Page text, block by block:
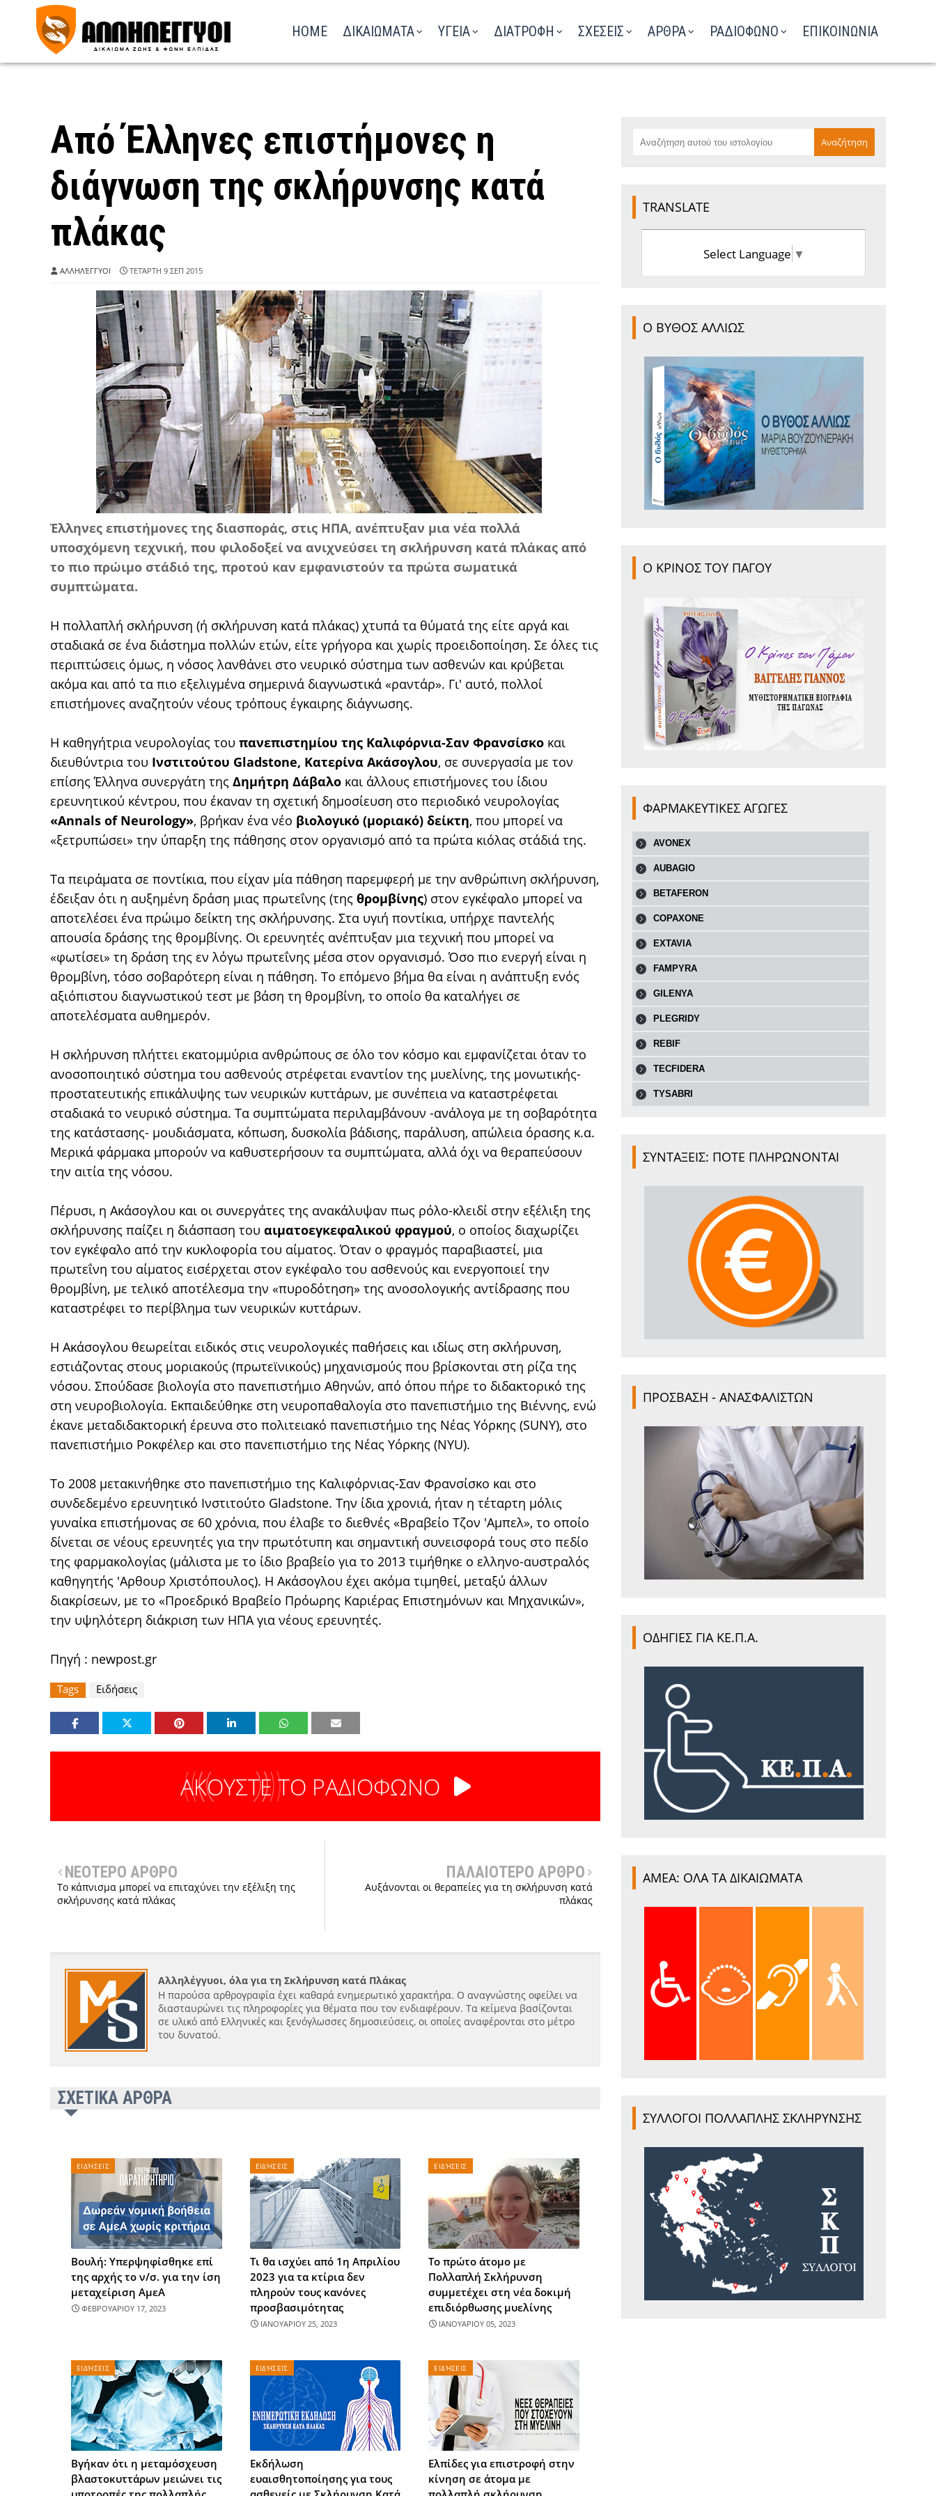
HOME ΔΙΚΑΙΩΜΑΤΑ ΥΓΕΙΑ ΔΙΑΤΡΟΦΗ ΣΧΕΣΕΙΣ ΑΡΘΡΑ ΡΑΔΙΟΦΩΝΟ ΕΠΙΚΟΙΝΩΝΙΑ
ΑΚΟΥΣΤΕ ΤΟ ΡΑΔΙΟΦΩΝΟ
Από Έλληνες επιστήμονες η
διάγνωση της σκλήρυνσης κατά
πλάκας
ΑΛΛΗΛΈΓΓΥΟΙ ΤΕΤΆΡΤΗ 9 ΣΕΠ 2015
Έλληνες επιστήμονες της διασποράς, στις ΗΠΑ, ανέπτυξαν μια νέα πολλά
υποσχόμενη τεχνική, που φιλοδοξεί να ανιχνεύσει τη σκλήρυνση κατά πλάκας από
το πιο πρώιμο στάδιό της, προτού καν εμφανιστούν τα πρώτα σωματικά
συμπτώματα.
Η πολλαπλή σκλήρυνση (ή σκλήρυνση κατά πλάκας) χτυπά τα θύματά της είτε αργά και
σταδιακά σε ένα διάστημα πολλών ετών, είτε γρήγορα και χωρίς προειδοποίηση. Σε όλες τις
περιπτώσεις όμως, η νόσος λανθάνει στο νευρικό σύστημα των ασθενών και κρύβεται
ακόμα και από τα πιο εξελιγμένα σημερινά διαγνωστικά «ραντάρ». Γι' αυτό, πολλοί
επιστήμονες αναζητούν νέους τρόπους έγκαιρης διάγνωσης.
Η καθηγήτρια νευρολογίας του πανεπιστημίου της Καλιφόρνια-Σαν Φρανσίσκο και
διευθύντρια του Ινστιτούτου Gladstone, Κατερίνα Ακάσογλου, σε συνεργασία με τον
επίσης Έλληνα συνεργάτη της Δημήτρη Δάβαλο και άλλους επιστήμονες του ίδιου
ερευνητικού κέντρου, που έκαναν τη σχετική δημοσίευση στο περιοδικό νευρολογίας
«Annals of Neurology», βρήκαν ένα νέο βιολογικό (μοριακό) δείκτη, που μπορεί να
«ξετρυπώσει» την ύπαρξη της πάθησης στον οργανισμό από τα πρώτα κιόλας στάδιά της.
Τα πειράματα σε ποντίκια, που είχαν μία πάθηση παρεμφερή με την ανθρώπινη σκλήρυνση,
έδειξαν ότι η αυξημένη δράση μιας πρωτεΐνης (της θρομβίνης) στον εγκέφαλο μπορεί να
αποτελέσει ένα πρώιμο δείκτη της σκλήρυνσης. Στα υγιή ποντίκια, υπήρχε παντελής
απουσία δράσης της θρομβίνης. Οι ερευνητές ανέπτυξαν μια τεχνική που μπορεί να
«φωτίσει» τη δράση της εν λόγω πρωτεΐνης μέσα στον οργανισμό. Όσο πιο ενεργή είναι η
θρομβίνη, τόσο σοβαρότερη είναι η πάθηση. Το επόμενο βήμα θα είναι η ανάπτυξη ενός
αξιόπιστου διαγνωστικού τεστ με βάση τη θρομβίνη, το οποίο θα καταλήγει σε
αποτελέσματα αυθημερόν.
Η σκλήρυνση πλήττει εκατομμύρια ανθρώπους σε όλο τον κόσμο και εμφανίζεται όταν το
ανοσοποιητικό σύστημα του ασθενούς στρέφεται εναντίον της μυελίνης, της μονωτικής-
προστατευτικής επικάλυψης των νευρικών κυττάρων, με συνέπεια να καταστρέφεται
σταδιακά το νευρικό σύστημα. Τα συμπτώματα περιλαμβάνουν -ανάλογα με τη σοβαρότητα
της κατάστασης- μουδιάσματα, κόπωση, δυσκολία βάδισης, παράλυση, απώλεια όρασης κ.α.
Μερικά φάρμακα μπορούν να καθυστερήσουν τα συμπτώματα, αλλά όχι να θεραπεύσουν
την αιτία της νόσου.
Πέρυσι, η Ακάσογλου και οι συνεργάτες της ανακάλυψαν πως ρόλο-κλειδί στην εξέλιξη της
σκλήρυνσης παίζει η διάσπαση του αιματοεγκεφαλικού φραγμού, ο οποίος διαχωρίζει
τον εγκέφαλο από την κυκλοφορία του αίματος. Όταν ο φραγμός παραβιαστεί, μια
πρωτεΐνη του αίματος εισέρχεται στον εγκέφαλο του ασθενούς και ενεργοποιεί την
θρομβίνη, με τελικό αποτέλεσμα την «πυροδότηση» της ανοσολογικής αντίδρασης που
καταστρέφει το περίβλημα των νευρικών κυττάρων.
Η Ακάσογλου θεωρείται ειδικός στις νευρολογικές παθήσεις και ιδίως στη σκλήρυνση,
εστιάζοντας στους μοριακούς (πρωτεϊνικούς) μηχανισμούς που βρίσκονται στη ρίζα της
νόσου. Σπούδασε βιολογία στο πανεπιστήμιο Αθηνών, από όπου πήρε το διδακτορικό της
στη νευροβιολογία. Εκπαιδεύθηκε στη νευροπαθαλογία στο πανεπιστήμιο της Βιέννης, ενώ
έκανε μεταδιδακτορική έρευνα στο πολιτειακό πανεπιστήμιο της Νέας Υόρκης (SUNY), στο
πανεπιστήμιο Ροκφέλερ και στο πανεπιστήμιο της Νέας Υόρκης (NYU).
Το 2008 μετακινήθηκε στο πανεπιστήμιο της Καλιφόρνιας-Σαν Φρανσίσκο και στο
συνδεδεμένο ερευνητικό Ινστιτούτο Gladstone. Την ίδια χρονιά, ήταν η τέταρτη μόλις
γυναίκα επιστήμονας σε 60 χρόνια, που έλαβε το διεθνές «Βραβείο Τζον 'Αμπελ», το οποίο
δίνεται σε νέους ερευνητές για την πρωτότυπη και σημαντική συνεισφορά τους στο πεδίο
της φαρμακολογίας (μάλιστα με το ίδιο βραβείο για το 2013 τιμήθηκε ο ελληνο-αυστραλός
καθηγητής 'Αρθουρ Χριστόπουλος). Η Ακάσογλου έχει ακόμα τιμηθεί, μεταξύ άλλων
διακρίσεων, με το «Προεδρικό Βραβείο Πρόωρης Καριέρας Επιστημόνων και Μηχανικών»,
την υψηλότερη διάκριση των ΗΠΑ για νέους ερευνητές.
Πηγή : newpost.gr
Tags Ειδήσεις
ΑΚΟΥΣΤΕ ΤΟ ΡΑΔΙΟΦΩΝΟ
ΝΕΟΤΕΡΟ ΑΡΘΡΟ
Το κάπνισμα μπορεί να επιταχύνει την εξέλιξη της
σκλήρυνσης κατά πλάκας
ΠΑΛΑΙΟΤΕΡΟ ΑΡΘΡΟ
Αυξάνονται οι θεραπείες για τη σκλήρυνση κατά
πλάκας
Αλληλέγγυοι, όλα για τη Σκλήρυνση κατά Πλάκας
Η παρούσα αρθρογραφία έχει καθαρά ενημερωτικό χαρακτήρα. Ο αναγνώστης οφείλει να
διασταυρώνει τις πληροφορίες για θέματα που τον ενδιαφέρουν. Τα κείμενα βασίζονται
σε υλικό από Ελληνικές και ξενόγλωσσες δημοσιεύσεις, οι οποίες αναφέρονται στο μέτρο
του δυνατού.
ΣΧΕΤΙΚΑ ΑΡΘΡΑ
ΕΙΔΉΣΕΙΣ
Βουλή: Υπερψηφίσθηκε επί
της αρχής το ν/σ. για την ίση
μεταχείριση ΑμεΑ
ΦΕΒΡΟΥΑΡΙΟΥ 17, 2023
ΕΙΔΉΣΕΙΣ
Τι θα ισχύει από 1η Απριλίου
2023 για τα κτίρια δεν
πληρούν τους κανόνες
προσβασιμότητας
ΙΑΝΟΥΑΡΙΟΥ 25, 2023
ΕΙΔΉΣΕΙΣ
Το πρώτο άτομο με
Πολλαπλή Σκλήρυνση
συμμετέχει στη νέα δοκιμή
επιδιόρθωσης μυελίνης
ΙΑΝΟΥΑΡΙΟΥ 05, 2023
ΕΙΔΉΣΕΙΣ
Βγήκαν ότι η μεταμόσχευση
βλαστοκυττάρων μειώνει τις
ΕΙΔΉΣΕΙΣ
Εκδήλωση
ευαισθητοποίησης για τους
ΕΙΔΉΣΕΙΣ
Ελπίδες για επιστροφή στην
κίνηση σε άτομα με
TRANSLATE
Select Language ▼
Ο ΒΥΘΟΣ ΑΛΛΙΩΣ
Ο ΚΡΙΝΟΣ ΤΟΥ ΠΑΓΟΥ
ΦΑΡΜΑΚΕΥΤΙΚΕΣ ΑΓΩΓΕΣ
AVONEX
AUBAGIO
BETAFERON
COPAXONE
EXTAVIA
FAMPYRA
GILENYA
PLEGRIDY
REBIF
TECFIDERA
TYSABRI
ΣΥΝΤΑΞΕΙΣ: ΠΟΤΕ ΠΛΗΡΩΝΟΝΤΑΙ
ΠΡΟΣΒΑΣΗ - ΑΝΑΣΦΑΛΙΣΤΩΝ
ΟΔΗΓΙΕΣ ΓΙΑ ΚΕ.Π.Α.
ΑΜΕΑ: ΟΛΑ ΤΑ ΔΙΚΑΙΩΜΑΤΑ
ΣΥΛΛΟΓΟΙ ΠΟΛΛΑΠΛΗΣ ΣΚΛΗΡΥΝΣΗΣ